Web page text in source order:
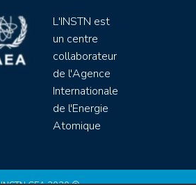
L'INSTN est
un centre
collaborateur
de l'Agence
Internationale
de l'Energie
Atomique